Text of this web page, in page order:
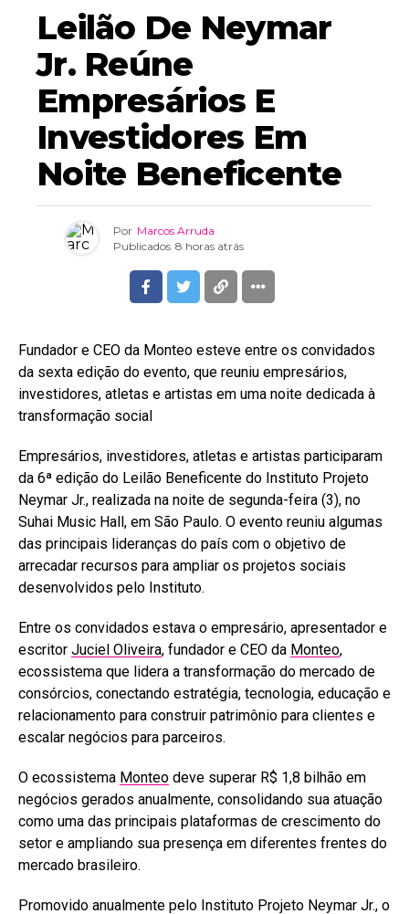
Leilão De Neymar
Jr. Reúne
Empresários E
Investidores Em
Noite Beneficente
Por Marcos Arruda
Publicados 8 horas atrás
Fundador e CEO da Monteo esteve entre os convidados
da sexta edição do evento, que reuniu empresários,
investidores, atletas e artistas em uma noite dedicada à
transformação social
Empresários, investidores, atletas e artistas participaram
da 6ª edição do Leilão Beneficente do Instituto Projeto
Neymar Jr., realizada na noite de segunda-feira (3), no
Suhai Music Hall, em São Paulo. O evento reuniu algumas
das principais lideranças do país com o objetivo de
arrecadar recursos para ampliar os projetos sociais
desenvolvidos pelo Instituto.
Entre os convidados estava o empresário, apresentador e
escritor Juciel Oliveira, fundador e CEO da Monteo,
ecossistema que lidera a transformação do mercado de
consórcios, conectando estratégia, tecnologia, educação e
relacionamento para construir patrimônio para clientes e
escalar negócios para parceiros.
O ecossistema Monteo deve superar R$ 1,8 bilhão em
negócios gerados anualmente, consolidando sua atuação
como uma das principais plataformas de crescimento do
setor e ampliando sua presença em diferentes frentes do
mercado brasileiro.
Promovido anualmente pelo Instituto Projeto Neymar Jr., o